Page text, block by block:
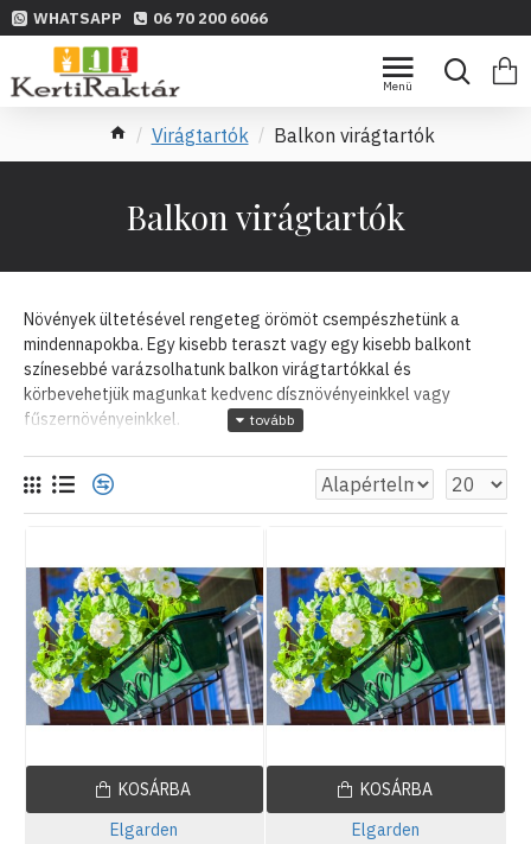
WHATSAPP 06 70 200 6066
Virágtartók Balkon virágtartók
Balkon virágtartók
Növények ültetésével rengeteg örömöt csempészhetünk a
mindennapokba. Egy kisebb teraszt vagy egy kisebb balkont
színesebbé varázsolhatunk balkon virágtartókkal és
körbevehetjük magunkat kedvenc dísznövényeinkkel vagy
fűszernövényeinkkel.
Elgarden
KOSÁRBA
Elgarden
KOSÁRBA